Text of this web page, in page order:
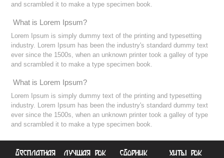
and scrambled it to make a type specimen book.
What is Lorem Ipsum?
Lorem Ipsum is simply dummy text of the printing and typesetting
industry. Lorem Ipsum has been the industry's standard dummy text
ever since the 1500s, when an unknown printer took a galley of type
and scrambled it to make a type specimen book.
What is Lorem Ipsum?
Lorem Ipsum is simply dummy text of the printing and typesetting
industry. Lorem Ipsum has been the industry's standard dummy text
ever since the 1500s, when an unknown printer took a galley of type
and scrambled it to make a type specimen book.
бесплатная
лучшая рок
сборник
хиты рок